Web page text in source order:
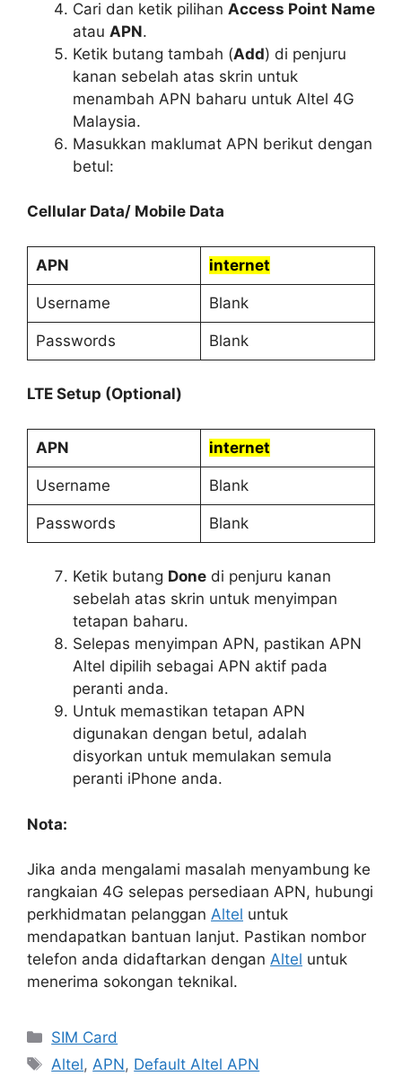
Cari dan ketik pilihan Access Point Name
atau APN.
Ketik butang tambah (Add) di penjuru
kanan sebelah atas skrin untuk
menambah APN baharu untuk Altel 4G
Malaysia.
Masukkan maklumat APN berikut dengan
betul:
Cellular Data/ Mobile Data
APN internet
Username Blank
Passwords Blank
LTE Setup (Optional)
APN internet
Username Blank
Passwords Blank
Ketik butang Done di penjuru kanan
sebelah atas skrin untuk menyimpan
tetapan baharu.
Selepas menyimpan APN, pastikan APN
Altel dipilih sebagai APN aktif pada
peranti anda.
Untuk memastikan tetapan APN
digunakan dengan betul, adalah
disyorkan untuk memulakan semula
peranti iPhone anda.
Nota:
Jika anda mengalami masalah menyambung ke
rangkaian 4G selepas persediaan APN, hubungi
perkhidmatan pelanggan Altel untuk
mendapatkan bantuan lanjut. Pastikan nombor
telefon anda didaftarkan dengan Altel untuk
menerima sokongan teknikal.
Categories
SIM Card
Tags
Altel,APN, Default Altel APN